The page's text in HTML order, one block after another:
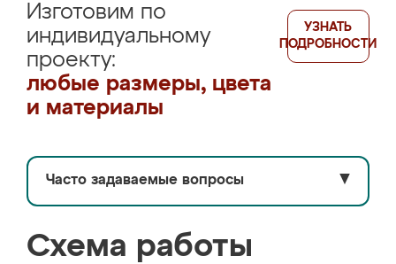
Изготовим по
индивидуальному
проекту:
любые размеры, цвета
и материалы
УЗНАТЬ
ПОДРОБНОСТИ
Часто задаваемые вопросы ▼
Схема работы